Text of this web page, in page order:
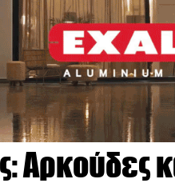
Αρκούδες